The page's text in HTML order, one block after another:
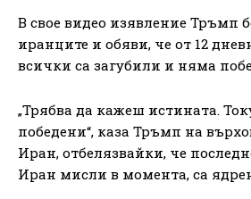
В свое видео изявление Тръмп
иранците и обяви, че от 12
всички са загубили и няма
„Трябва да кажеш истината.
победени“, каза Тръмп на
Иран, отбелязвайки, че
Иран мисли в момента, са